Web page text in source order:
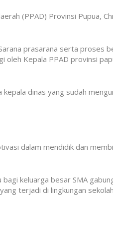
(PPAD) Provinsi Pupua,
prasarana serta proses
oleh Kepala PPAD provinsi
dinas yang sudah
dalam mendidik dan
keluarga besar SMA
terjadi di lingkungan